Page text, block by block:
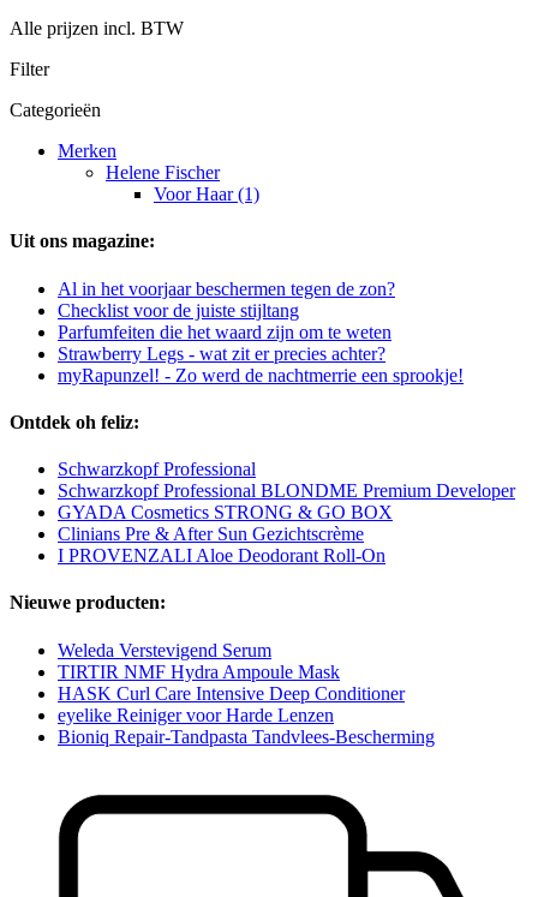
Alle prijzen incl. BTW
Filter
Categorieën
Merken
Helene Fischer
Voor Haar (1)
Uit ons magazine:
Al in het voorjaar beschermen tegen de zon?
Checklist voor de juiste stijltang
Parfumfeiten die het waard zijn om te weten
Strawberry Legs - wat zit er precies achter?
myRapunzel! - Zo werd de nachtmerrie een sprookje!
Ontdek oh feliz:
Schwarzkopf Professional
Schwarzkopf Professional BLONDME Premium Developer
GYADA Cosmetics STRONG & GO BOX
Clinians Pre & After Sun Gezichtscrème
I PROVENZALI Aloe Deodorant Roll-On
Nieuwe producten:
Weleda Verstevigend Serum
TIRTIR NMF Hydra Ampoule Mask
HASK Curl Care Intensive Deep Conditioner
eyelike Reiniger voor Harde Lenzen
Bioniq Repair-Tandpasta Tandvlees-Bescherming